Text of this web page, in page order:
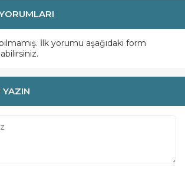
İlk yorumu aşağıdaki form
YAZIN